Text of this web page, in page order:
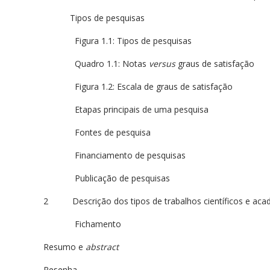
Tipos de pesquisas
Figura 1.1: Tipos de pesquisas
Quadro 1.1: Notas versusgraus de satisfação
Figura 1.2: Escala de graus de satisfação
Etapas principais de uma pesquisa
Fontes de pesquisa
Financiamento de pesquisas
Publicação de pesquisas
2 Descrição dos tipos de trabalhos científicos e
Fichamento
Resumo e abstract